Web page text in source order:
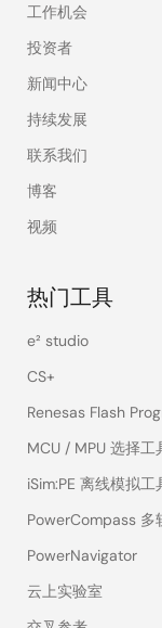
工作机会
投资者
新闻中心
持续发展
联系我们
博客
视频
热门工具
e² studio
CS+
Renesas Flash
MCU / MPU 选择工
iSim:PE 离线模拟工
PowerCompass 多
PowerNavigator
云上实验室